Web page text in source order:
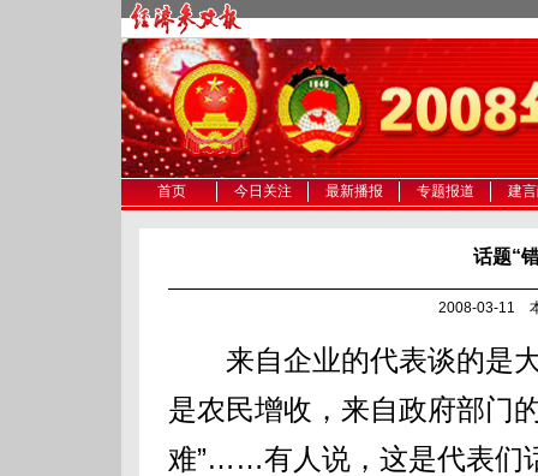
首页 今日关注 最新播报 专题报道 建
话题“
2008-03-11
来自企业的代表谈的是大
是农民增收，来自政府部门
难”……有人说，这是代表们